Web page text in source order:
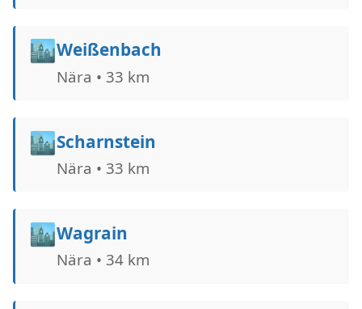
🏙️Weißenbach
Nära • 33 km
🏙️Scharnstein
Nära • 33 km
🏙️Wagrain
Nära • 34 km